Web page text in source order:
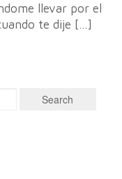
llevar por el
te dije […]